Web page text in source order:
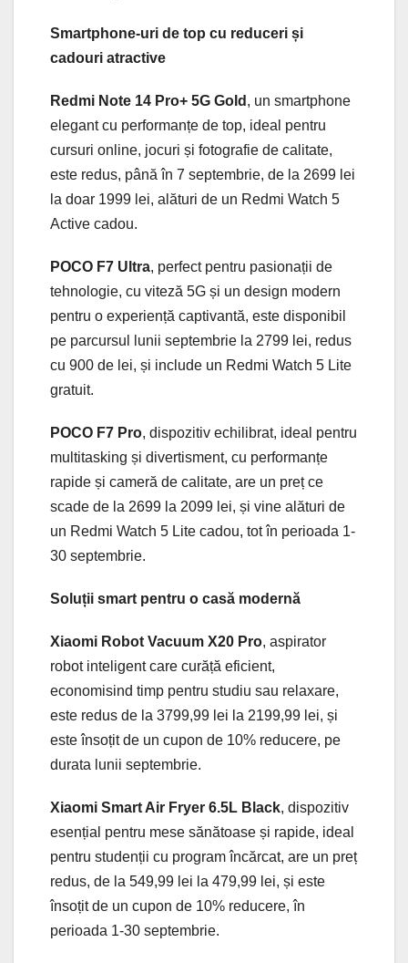
Smartphone-uri de top cu reduceri și
cadouri atractive
Redmi Note 14 Pro+ 5G Gold , un smartphone
elegant cu performanțe de top, ideal pentru
cursuri online, jocuri și fotografie de calitate,
este redus, până în 7 septembrie, de la 2699 lei
la doar 1999 lei, alături de un Redmi Watch 5
Active cadou.
POCO F7 Ultra, perfect pentru pasionații de
tehnologie, cu viteză 5G și un design modern
pentru o experiență captivantă, este disponibil
pe parcursul lunii septembrie la 2799 lei, redus
cu 900 de lei, și include un Redmi Watch 5 Lite
gratuit.
POCO F7 Pro, dispozitiv echilibrat, ideal pentru
multitasking și divertisment, cu performanțe
rapide și cameră de calitate, are un preț ce
scade de la 2699 la 2099 lei, și vine alături de
un Redmi Watch 5 Lite cadou, tot în perioada 1-
30 septembrie.
Soluții smart pentru o casă modernă
Xiaomi Robot Vacuum X20 Pro, aspirator
robot inteligent care curăță eficient,
economisind timp pentru studiu sau relaxare,
este redus de la 3799,99 lei la 2199,99 lei, și
este însoțit de un cupon de 10% reducere, pe
durata lunii septembrie.
Xiaomi Smart Air Fryer 6.5L Black, dispozitiv
esențial pentru mese sănătoase și rapide, ideal
pentru studenții cu program încărcat, are un preț
redus, de la 549,99 lei la 479,99 lei, și este
însoțit de un cupon de 10% reducere, în
perioada 1-30 septembrie.